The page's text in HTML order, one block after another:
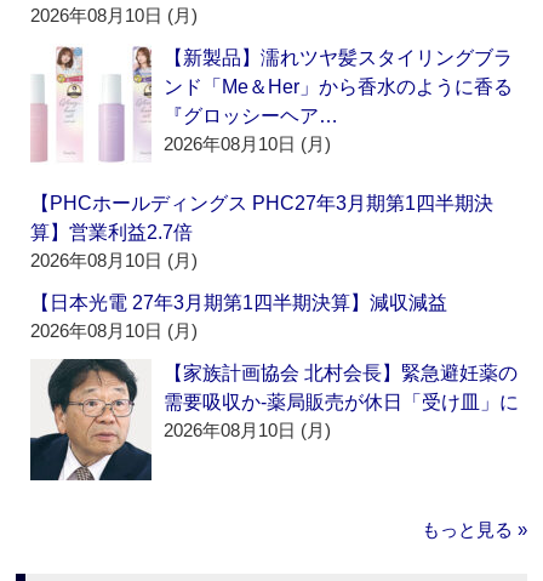
2026年08月10日 (月)
【新製品】濡れツヤ髪スタイリングブラ
ンド「Me＆Her」から香水のように香る
『グロッシーヘア…
2026年08月10日 (月)
【PHCホールディングス PHC27年3月期第1四半期決
算】営業利益2.7倍
2026年08月10日 (月)
【日本光電 27年3月期第1四半期決算】減収減益
2026年08月10日 (月)
【家族計画協会 北村会長】緊急避妊薬の
需要吸収か‐薬局販売が休日「受け皿」に
2026年08月10日 (月)
もっと見る »